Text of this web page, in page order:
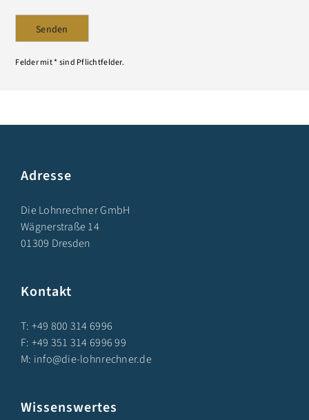
Felder mit * sind Pflichtfelder.
Adresse
Die Lohnrechner GmbH
Wägnerstraße 14
01309 Dresden
Kontakt
T: +49 800 314 6996
F: +49 351 314 6996 99
M: info@die-lohnrechner.de
Wissenswertes